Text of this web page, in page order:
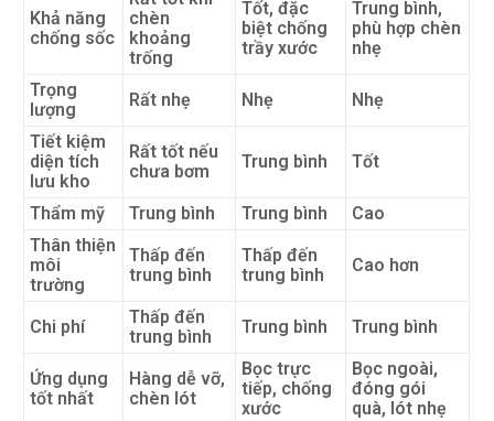
Khả năng
chống sốc
chèn
khoảng
trống
Tốt, đặc
biệt chống
trầy xước
Trung bình,
phù hợp chèn
nhẹ
Trọng
lượng
Rất nhẹ Nhẹ
Nhẹ
Tiết kiệm
diện tích
lưu kho
Rất tốt nếu
chưa bơm
Trung bình Tốt
Thẩm mỹ Trung bình Trung bình
Cao
Thân thiện
môi
trường
Thấp đến
trung bình
Thấp đến
trung bình
Cao hơn
Chi phí
Thấp đến
trung bình
Trung bình Trung bình
Ứng dụng
tốt nhất
Hàng dễ vỡ,
chèn lót
Bọc trực
tiếp, chống
xước
Bọc ngoài,
đóng gói
quà, lót nhẹ